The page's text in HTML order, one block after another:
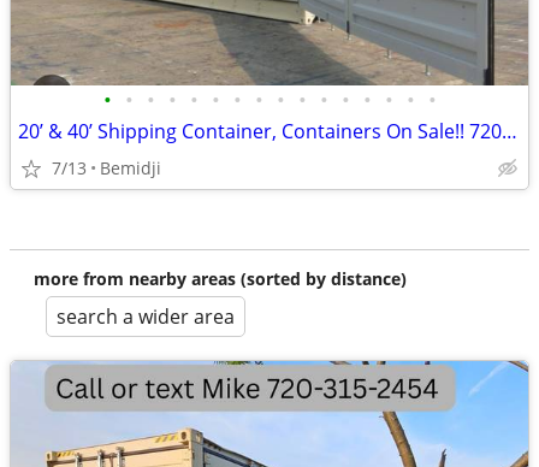
• • • • • • • • • • • • • • • •
20’ & 40’ Shipping Container, Containers On Sale!! 720-315-2454
7/13 Bemidji
more from nearby areas (sorted by distance)
search a wider area